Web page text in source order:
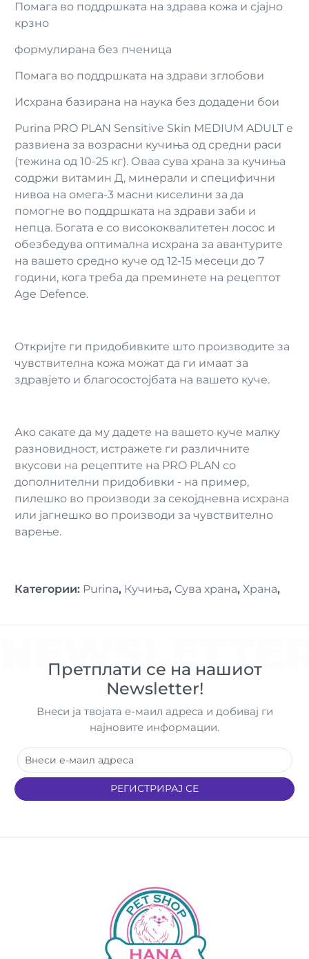
Помага во поддршката на здрава кожа и сјајно
крзно
формулирана без пченица
Помага во поддршката на здрави зглобови
Исхрана базирана на наука без додадени бои
Purina PRO PLAN Sensitive Skin MEDIUM ADULT е
развиена за возрасни кучиња од средни раси
(тежина од 10-25 кг). Оваа сува храна за кучиња
содржи витамин Д, минерали и специфични
нивоа на омега-3 масни киселини за да
помогне во поддршката на здрави заби и
непца. Богата е со висококвалитетен лосос и
обезбедува оптимална исхрана за авантурите
на вашето средно куче од 12-15 месеци до 7
години, кога треба да преминете на рецептот
Age Defence.
Откријте ги придобивките што производите за
чувствителна кожа можат да ги имаат за
здравјето и благосостојбата на вашето куче.
Ако сакате да му дадете на вашето куче малку
разновидност, истражете ги различните
вкусови на рецептите на PRO PLAN со
дополнителни придобивки - на пример,
пилешко во производи за секојдневна исхрана
или јагнешко во производи за чувствително
варење.
Категории: Purina, Кучиња, Сува храна, Храна,
Претплати се на нашиот
Newsletter!
Внеси ја твојата е-маил адреса и добивај ги
најновите информации.
РЕГИСТРИРАЈ СЕ